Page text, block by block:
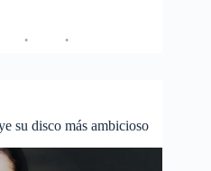
su disco más ambicioso